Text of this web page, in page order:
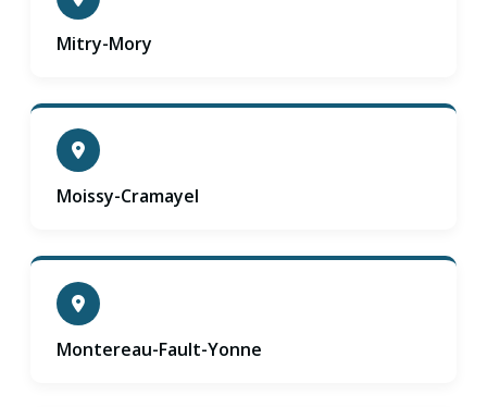
Mitry-Mory
Moissy-Cramayel
Montereau-Fault-Yonne